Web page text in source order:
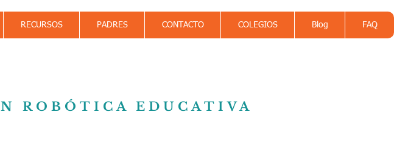
RECURSOS PADRES CONTACTO COLEGIOS Blog FAQ
ROBÓTICA EDUCATIVA